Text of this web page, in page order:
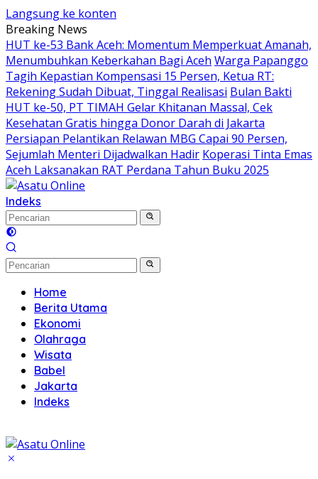
Langsung ke konten
Breaking News
HUT ke-53 Bank Aceh: Momentum Memperkuat Amanah,
Menumbuhkan Keberkahan Bagi Aceh Warga Papanggo
Tagih Kepastian Kompensasi 15 Persen, Ketua RT:
Rekening Sudah Dibuat, Tinggal Realisasi Bulan Bakti
HUT ke-50, PT TIMAH Gelar Khitanan Massal, Cek
Kesehatan Gratis hingga Donor Darah di Jakarta
Persiapan Pelantikan Relawan MBG Capai 90 Persen,
Sejumlah Menteri Dijadwalkan Hadir Koperasi Tinta Emas
Aceh Laksanakan RAT Perdana Tahun Buku 2025
Indeks
Home
Berita Utama
Ekonomi
Olahraga
Wisata
Babel
Jakarta
Indeks